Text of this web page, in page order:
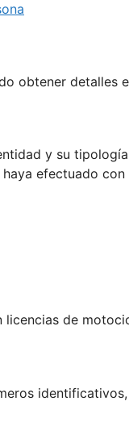
obtener detalles
y su
efectuado
de